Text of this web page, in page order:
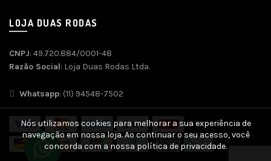
LOJA DUAS RODAS
CNPJ: 49.720.884/0001-48
Razão Social: Loja Duas Rodas Ltda.
Whatsapp: (11) 94548-7502
Nós utilizamos cookies para melhorar a sua experiência de
navegação em nossa loja. Ao continuar o seu acesso, você
concorda com a nossa política de privacidade.